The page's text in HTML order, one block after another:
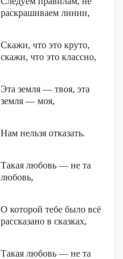
раскрашиваем линии,
Скажи, что это круто,
скажи, что это классно,
Эта земля — твоя, эта
земля — моя,
Нам нельзя отказать.
Такая любовь — не та
любовь,
О которой тебе было всё
рассказано в сказках,
Такая любовь — не та